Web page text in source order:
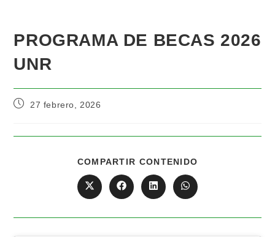
PROGRAMA DE BECAS 2026
UNR
27 febrero, 2026
COMPARTIR CONTENIDO